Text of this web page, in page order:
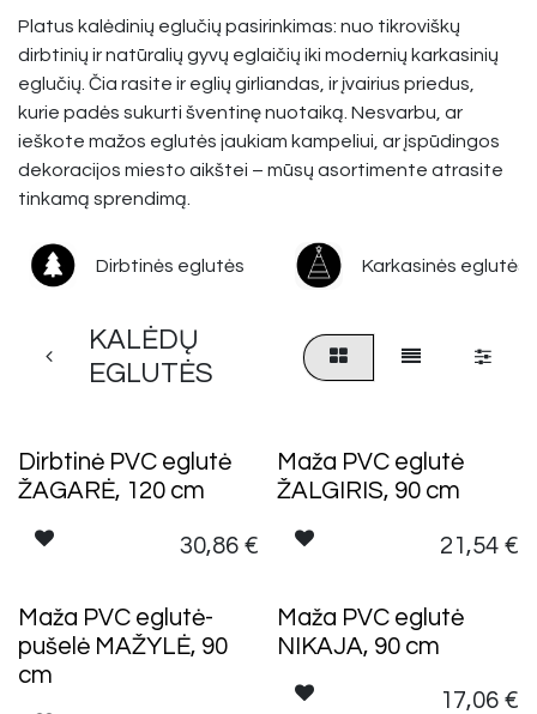
Platus kalėdinių eglučių pasirinkimas: nuo tikroviškų
dirbtinių ir natūralių gyvų eglaičių iki modernių karkasinių
eglučių. Čia rasite ir eglių girliandas, ir įvairius priedus,
kurie padės sukurti šventinę nuotaiką. Nesvarbu, ar
ieškote mažos eglutės jaukiam kampeliui, ar įspūdingos
dekoracijos miesto aikštei – mūsų asortimente atrasite
tinkamą sprendimą.
Dirbtinės eglutės Karkasinės eglutės
KALĖDŲ
EGLUTĖS
Dirbtinė PVC eglutė
ŽAGARĖ, 120 cm
30,86 €
Maža PVC eglutė
ŽALGIRIS, 90 cm
21,54€
Maža PVC eglutė-
pušelė MAŽYLĖ, 90
cm
Maža PVC eglutė
NIKAJA, 90 cm
17,06€